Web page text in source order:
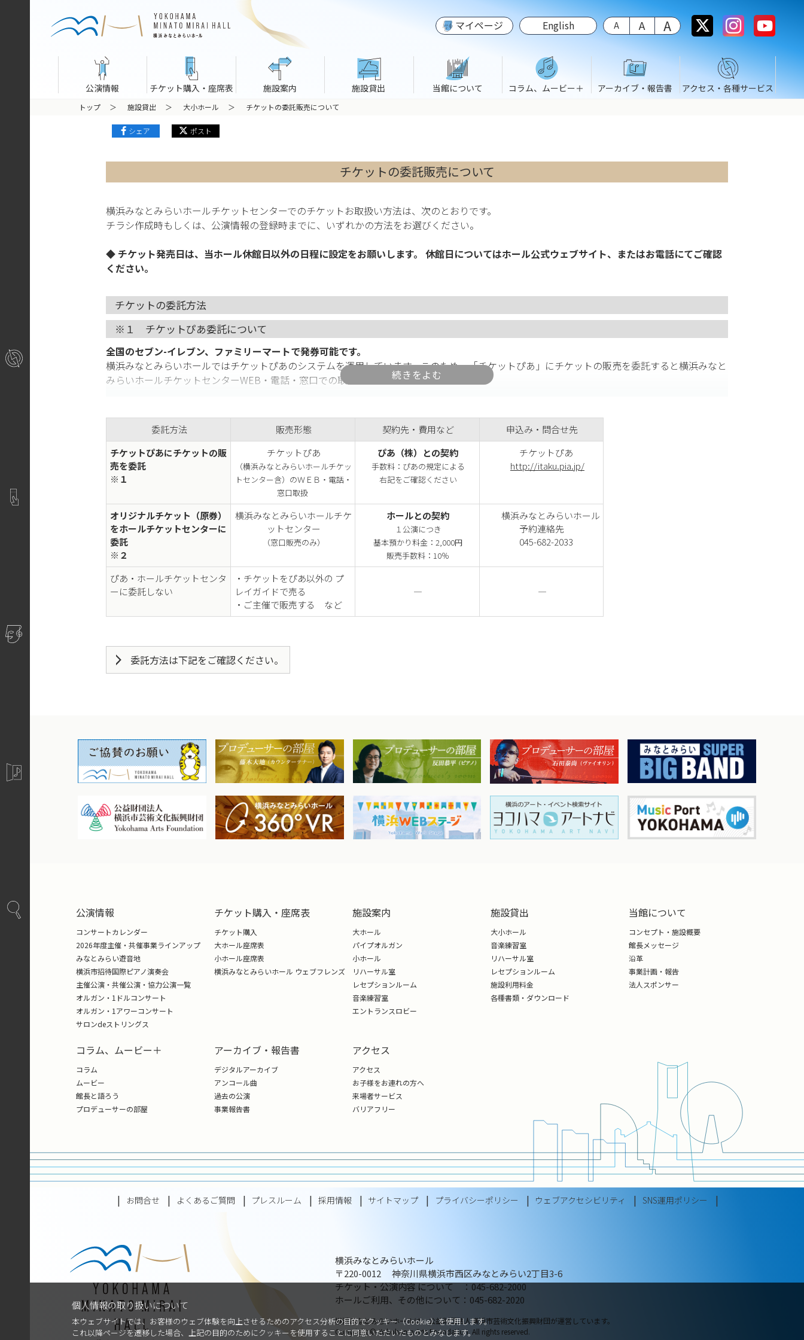
個人情報の取り扱いについて
本ウェブサイトでは、お客様のウェブ体験を向上させるためのアクセス分析の目的でクッキー（Cookie）を使用します。
これ以降ページを遷移した場合、上記の目的のためにクッキーを使用することに同意いただいたものとみなします。
マイページ English
公演情報 チケット購入・座席表 施設案内 施設貸出 当館について コラム、ムービー＋ アーカイブ・報告書 アクセス・各種サービス
トップ 施設貸出 大小ホール チケットの委託販売について
シェア ポスト
チケットの委託販売について
横浜みなとみらいホールチケットセンターでのチケットお取扱い方法は、次のとおりです。
チラシ作成時もしくは、公演情報の登録時までに、いずれかの方法をお選びください。
◆ チケット発売日は、当ホール休館日以外の日程に設定をお願いします。 休館日についてはホール公式ウェブサイト、またはお電話にてご確認
ください。
チケットの委託方法
※１ チケットぴあ委託について
全国のセブン-イレブン、ファミリーマートで発券可能です。
横浜みなとみらいホールではチケットぴあのシステムを運用しています。このため、「チケットぴあ」にチケットの販売を委託すると横浜みなと
みらいホールチケットセンターWEB・電話・窓口での取扱いが可能となります。
この他に次のようなメリットがあります。
◆ チケットぴあのシステムを通じて集金、発券、在庫の一元管理ができます。
◆ チケットの購入は24時間可能となります。（一部メンテナンス時間を除く）
◆ 自由席も指定席も販売できます。
※ 委託の詳細につきましてはチケットぴあご担当者（
http://itaku.pia.jp/）にお問い合わせください。
※２ オリジナルチケット（原券）のホールチケットセンター委託について
枚数限定サービス / 横浜みなとみらいホールチケットセンター窓口のみでの取り扱いとなります。
お預かりするチケットの枚数
原則としてお預かりするチケットの枚数は、200枚を上限とします。200枚を超える場合はご相談ください。
※受渡し日にご用意いただくもの
オリジナルチケット
チラシ：100枚～200枚
手数料：2,000円(現金支払)
振込用 銀行口座情報
◆ チケットの受渡しの事前予約および販売期間中の販売状況は、予約連絡先（TEL:045-682-2033）に直接お電話でお問合せください。
◆ 販売期間中のチケットの引き上げ･追加につきましても、ご連絡のうえ来館日程をご調整ください。
◆ チケットの販売期間は公演前日までとなり、販売期間終了後に残券がある場合には、公演当日に返券いたします。
◆ 公演日当日の当日券販売は承っておりません。
◆ 公演チラシは発売開始から公演日順に掲出･配架いたします。スペースに限りがあるため、販売全期間の掲出はできない場合がございます。
委託方法 販売形態 契約先・費用など
申込み・問合せ先
チケットぴあにチケットの販
売を委託
※１
チケットぴあ
（横浜みなとみらいホールチケッ
トセンター含）のＷＥＢ・電話・
窓口取扱
ぴあ（株）との契約
手数料：ぴあの規定による
右記をご確認ください
チケットぴあ
http://itaku.pia.jp/
オリジナルチケット（原券）
をホールチケットセンターに
委託
※２
横浜みなとみらいホールチケ
ットセンター
（窓口販売のみ）
ホールとの契約
１公演につき
基本預かり料金：2,000円
販売手数料：10％
横浜みなとみらいホール
予約連絡先
045-682-2033
ぴあ・ホールチケットセンタ
ーに委託しない
・チケットをぴあ以外の プ
レイガイドで売る
・ご主催で販売する など
― ―
委託方法は下記をご確認ください。
公演情報
コンサートカレンダー
2026年度主催・共催事業ラインアップ
みなとみらい遊音地
横浜市招待国際ピアノ演奏会
主催公演・共催公演・協力公演一覧
オルガン・1ドルコンサート
オルガン・1アワーコンサート
サロンdeストリングス
チケット購入・座席表
チケット購入
大ホール座席表
小ホール座席表
横浜みなとみらいホール ウェブフレンズ
施設案内
大ホール
パイプオルガン
小ホール
リハーサル室
レセプションルーム
音楽練習室
エントランスロビー
施設貸出
大小ホール
音楽練習室
リハーサル室
レセプションルーム
施設利用料金
各種書類・ダウンロード
当館について
コンセプト・施設概要
館長メッセージ
沿革
事業計画・報告
法人スポンサー
コラム、ムービー＋
コラム
ムービー
館長と語ろう
プロデューサーの部屋
アーカイブ・報告書
デジタルアーカイブ
アンコール曲
過去の公演
事業報告書
アクセス
アクセス
お子様をお連れの方へ
来場者サービス
バリアフリー
お問合せ よくあるご質問 プレスルーム 採用情報 サイトマップ プライバシーポリシー ウェブアクセシビリティ SNS運用ポリシー
横浜みなとみらいホール
〒220-0012 神奈川県横浜市西区みなとみらい2丁目3-6
チケット・公演内容 について ：045-682-2000
ホールご利用、その他について：045-682-2020
横浜みなとみらいホールは、公益財団法人横浜市芸術文化振興財団が運営しています。
Copyright © Yokohama Arts Foundation. All rights reserved.